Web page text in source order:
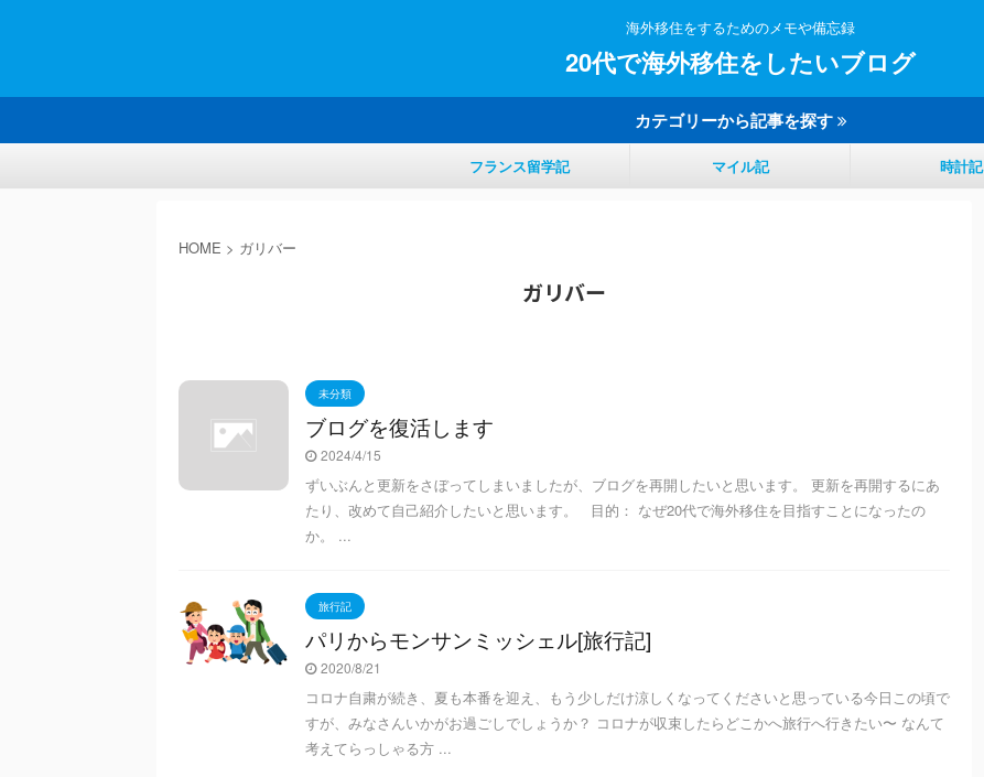
海外移住をするためのメモや備忘録
20代で海外移住をしたいブログ
カテゴリーから記事を探す
フランス留学記 マイル記 時計記
HOME > ガリバー
ガリバー
未分類
ブログを復活します
2024/4/15
ずいぶんと更新をさぼってしまいましたが、ブログを再開したいと思います。 更新を再開するにあ
たり、改めて自己紹介したいと思います。 目的： なぜ20代で海外移住を目指すことになったの
か。 ...
旅行記
パリからモンサンミッシェル[旅行記]
2020/8/21
コロナ自粛が続き、夏も本番を迎え、もう少しだけ涼しくなってくださいと思っている今日この頃で
すが、みなさんいかがお過ごしでしょうか？ コロナが収束したらどこかへ旅行へ行きたい〜 なんて
考えてらっしゃる方 ...